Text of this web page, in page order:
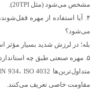
مشخص می‌شود (مثل 20TPI).
می‌شود؟
بله؛ در لرزش شدید بسیار مؤثر
۵. مهره صنعتی طبق چه استانداردهایی تولید می‌شود؟
مقاومت خاصی تعریف می‌کنند.